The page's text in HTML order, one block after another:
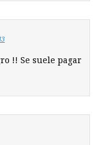
!! Se suele pagar